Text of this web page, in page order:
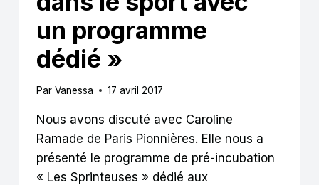
un programme
dédié »
Par Vanessa 17 avril 2017
Nous avons discuté avec Caroline
Ramade de Paris Pionnières. Elle nous a
présenté le programme de pré-incubation
« Les Sprinteuses » dédié aux